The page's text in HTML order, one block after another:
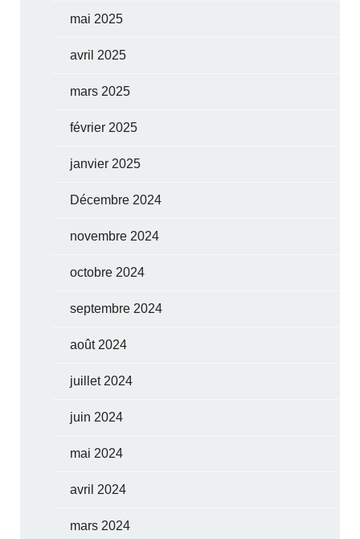
mai 2025
avril 2025
mars 2025
février 2025
janvier 2025
Décembre 2024
novembre 2024
octobre 2024
septembre 2024
août 2024
juillet 2024
juin 2024
mai 2024
avril 2024
mars 2024